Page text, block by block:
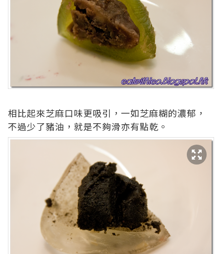
相比起來芝麻口味更吸引，一如芝麻糊的濃郁，
不過少了豬油，就是不夠滑亦有點乾。